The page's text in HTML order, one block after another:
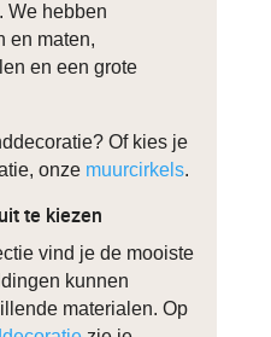
We hebben
en maten,
en een grote
Of kies je
onze muurcirkels.
te kiezen
vind je de mooiste
kunnen
materialen. Op